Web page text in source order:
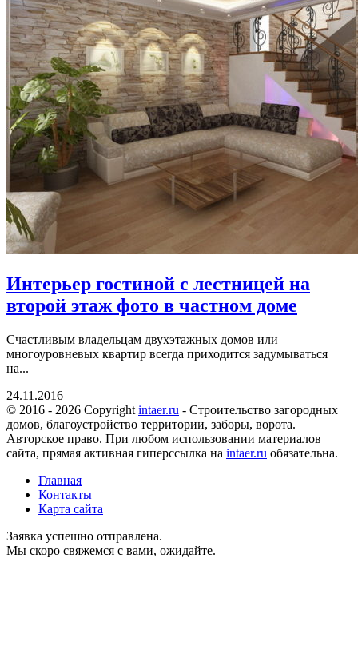
Интерьер гостиной с лестницей на
второй этаж фото в частном доме
Счастливым владельцам двухэтажных домов или
многоуровневых квартир всегда приходится задумываться
на...
24.11.2016
© 2016 - 2026 Copyright intaer.ru - Cтроительство загородных
домов, благоустройство территории, заборы, ворота.
Авторское право. При любом использовании материалов
сайта, прямая активная гиперссылка на intaer.ru обязательна.
Главная
Контакты
Карта сайта
Заявка успешно отправлена.
Мы скоро свяжемся с вами, ожидайте.